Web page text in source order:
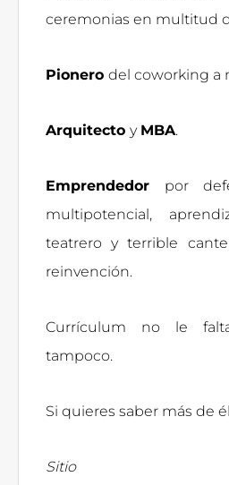
ceremonias en multitud
Pionero del coworking a
Arquitecto y MBA.
Emprendedor por
multipotencial,
teatrero y terrible
reinvención.
Currículum no le
tampoco.
Si quieres saber más de
Sitio